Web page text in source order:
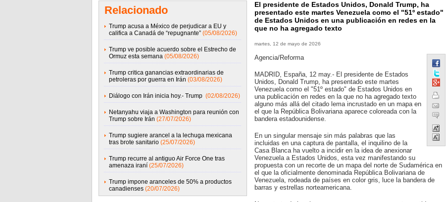
Relacionado
Trump acusa a México de perjudicar a EU y
califica a Canadá de “repugnante” (05/08/2026)
Trump ve posible acuerdo sobre el Estrecho de
Ormuz esta semana (05/08/2026)
Trump critica ganancias extraordinarias de
petroleras por guerra en Irán (03/08/2026)
Diálogo con Irán inicia hoy.- Trump (02/08/2026)
Netanyahu viaja a Washington para reunión con
Trump sobre Irán (27/07/2026)
Trump sugiere arancel a la lechuga mexicana
tras brote sanitario (25/07/2026)
Trump recurre al antiguo Air Force One tras
amenaza iraní (25/07/2026)
Trump impone aranceles de 50% a productos
canadienses (20/07/2026)
El presidente de Estados Unidos, Donald Trump, ha
presentado este martes Venezuela como el "51º estado"
de Estados Unidos en una publicación en redes en la
que no ha agregado texto
martes, 12 de mayo de 2026
Agencia/Reforma
MADRID, España, 12 may.- El presidente de Estados
Unidos, Donald Trump, ha presentado este martes
Venezuela como el "51º estado" de Estados Unidos en
una publicación en redes en la que no ha agregado texto
alguno más allá del citado lema incrustado en un mapa en
el que la República Bolivariana aparece coloreada con la
bandera estadounidense.
En un singular mensaje sin más palabras que las
incluidas en una captura de pantalla, el inquilino de la
Casa Blanca ha vuelto a incidir en la idea de anexionar
Venezuela a Estados Unidos, esta vez manifestando su
propuesta con un recorte de un mapa del norte de Sudamérica en
el que la oficialmente denominada República Bolivariana de
Venezuela, rodeada de países en color gris, luce la bandera de
barras y estrellas norteamericana.